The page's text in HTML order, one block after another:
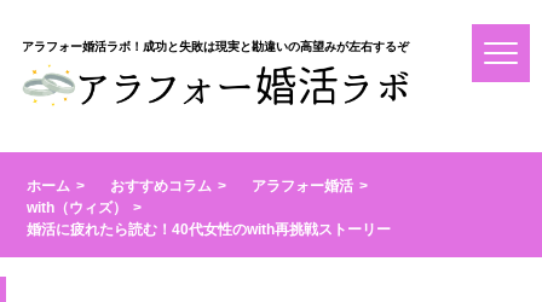
アラフォー婚活ラボ！成功と失敗は現実と勘違いの高望みが左右するぞ
ホーム おすすめコラム
アラフォー婚活
with（ウィズ）
婚活に疲れたら読む！40代女性のwith再挑戦ストーリー